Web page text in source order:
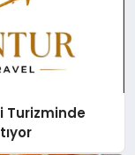
Turizminde